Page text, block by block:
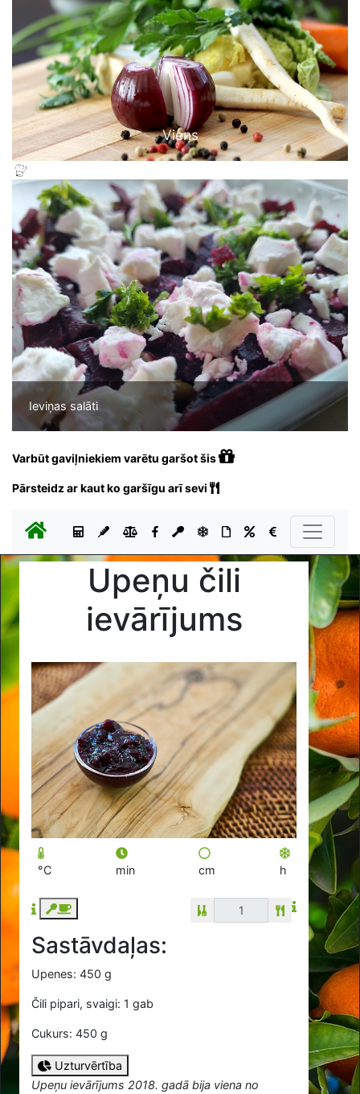
Viens
Ieviņas salāti
Varbūt gaviļniekiem varētu garšot šis
Pārsteidz ar kaut ko garšīgu arī sevi
Upeņu čili
ievārījums
°C min cm h
Sastāvdaļas:
Upenes: 450 g
Čili pipari, svaigi: 1 gab
Cukurs: 450 g
Uzturvērtība
Upeņu ievārījums 2018. gadā bija viena no